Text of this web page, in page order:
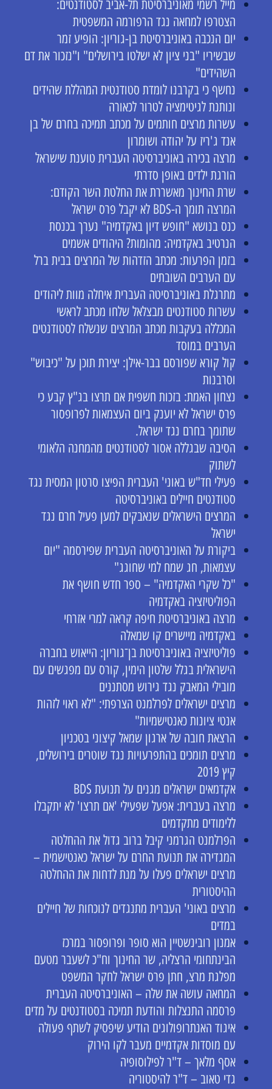
מייל רשמי מאוניברסיטת תל-אביב לסטודנטים:
הצטרפו למחאה נגד הרפורמה המשפטית
יום הנכבה באוניברסיטת בן-גוריון: הופיע זמר
שבשיריו "בני ציון לא ישלטו בירושלים" ו"נזכור את דם
השהידים"
נחשף כי בקרבנו לומדת סטודנטית המהללת שהידים
ונותנת לגיטימציה לטרור לכאורה
עשרות מרצים חותמים על מכתב תמיכה בחרם של בן
אנד ג'ריז על יהודה ושומרון
מרצה בכירה באוניברסיטה העברית טוענת שישראל
הורגת ילדים באופן סדרתי
שרת החינוך מאשררת את החלטת השר הקודם:
המרצה תומך ה-BDS לא יקבל פרס ישראל
כנס בנושא "חופש דיון באקדמיה" נערך בכנסת
הנרטיב באקדמיה: מהומות? היהודים אשמים
בזמן הפרעות: מכתב הזדהות של המרצים בבית ברל
עם הערבים השובתים
מתרגלת באוניברסיטה העברית איחלה מוות ליהודים
עשרות סטודנטים מבצלאל שלחו מכתב לראשי
המכללה בעקבות מכתב המרצים שנשלח לסטודנטים
הערבים במוסד
קול קורא שפורסם בבר-אילן: יצירת תוכן על "כיבוש"
וסרבנות
נצחון האמת: בזכות חשפית אם תרצו בג"ץ קבע כי
פרס ישראל לא יוענק ביום העצמאות לפרופסור
שתומך בחרם נגד ישראל.
הסיבה שבגללה אסור לסטודנטים מהמחנה הלאומי
לשתוק
פעילי חד"ש באוני' העברית הפיצו סרטון המסית נגד
סטודנטים חיילים באוניברסיטה
המרצים הישראלים שנאבקים למען פעיל חרם נגד
ביקורת על האוניברסיטה העברית שפירסמה "יום
עצמאות, חג שמח למי שחוגג"
"כל שקרי האקדמיה" – ספר חדש חושף את
הפוליטיזציה באקדמיה
מרצה באוניברסיטת חיפה קראה למרי אזרחי
באקדמיה מיישרים קו שמאלה
פוליטיזציה באוניברסיטת בן־גוריון: הייאוש בחברה
הישראלית בגלל שלטון הימין, קורס עם מפגשים עם
מובילי המאבק נגד גירוש מסתננים
מרצים ישראלים לפרלמנט הצרפתי: "לא ראוי לזהות
אנטי ציונות כאנטישמיות"
הרצאת חובה של ארגון שמאל קיצוני בטכניון
מרצים תומכים בהתפרעויות נגד שוטרים בירושלים,
אקדמאים ישראלים מגנים על תנועת BDS
מרצה בעברית: אפעל שפעילי 'אם תרצו' לא יתקבלו
ללימודים מתקדמים
הפרלמנט הגרמני קיבל ברוב גדול את ההחלטה
המגדירה את תנועת החרם על ישראל כאנטישמית –
מרצים ישראלים פעלו על מנת לדחות את ההחלטה
ההיסטורית
מרצים באוני' העברית מתנגדים לנוכחות של חיילים
במדים
אמנון רובינשטיין הוא סופר ופרופסור במרכז
הבינתחומי הרצליה, שר החינוך וח"כ לשעבר מטעם
מפלגת מרצ, חתן פרס ישראל לחקר המשפט
המחאה עושה את שלה – האוניברסיטה העברית
פרסמה התנצלות והודעת תמיכה בסטודנטים על מדים
איגוד האנתרופולוגים הודיע שיפסיק לשתף פעולה
עם מוסדות אקדמיים מעבר לקו הירוק
אסף מלאך – ד"ר לפילוסופיה
גדי טאוב – ד"ר להיסטוריה